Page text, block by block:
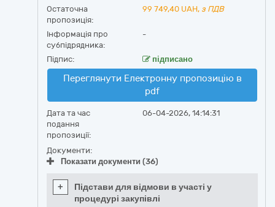
Остаточна
пропозиція:
99 749,40 UAH, з ПДВ
Інформація про
субпідрядника:
-
Підпис: підписано
Переглянути Електронну пропозицію в
pdf
Дата та час
подання
пропозиції:
06-04-2026, 14:14:31
Документи:
Показати документи (36)
+
Підстави для відмови в участі у
процедурі закупівлі